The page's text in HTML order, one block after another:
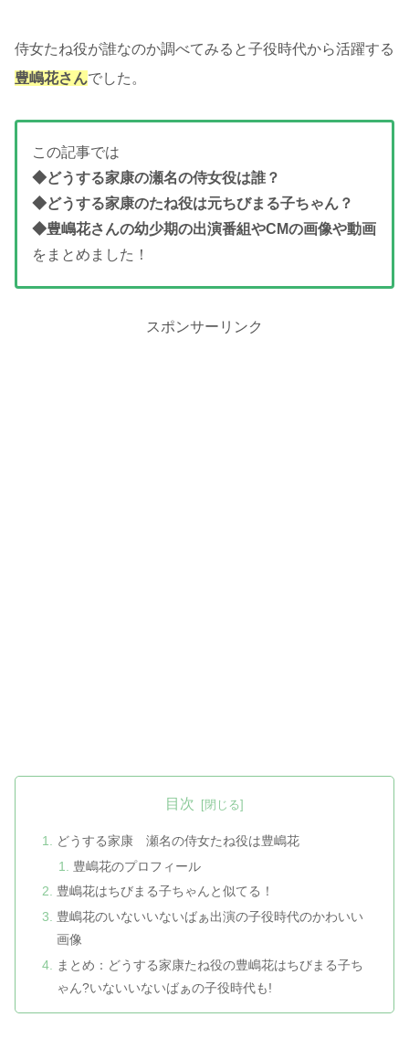
侍女たね役が誰なのか調べてみると子役時代から活躍する
豊嶋花さんでした。
この記事では
◆どうする家康の瀬名の侍女役は誰？
◆どうする家康のたね役は元ちびまる子ちゃん？
◆豊嶋花さんの幼少期の出演番組やCMの画像や動画
をまとめました！
スポンサーリンク
目次
どうする家康 瀬名の侍女たね役は豊嶋花
豊嶋花のプロフィール
豊嶋花はちびまる子ちゃんと似てる！
豊嶋花のいないいないばぁ出演の子役時代のかわいい
画像
まとめ：どうする家康たね役の豊嶋花はちびまる子ち
ゃん?いないいないばぁの子役時代も!